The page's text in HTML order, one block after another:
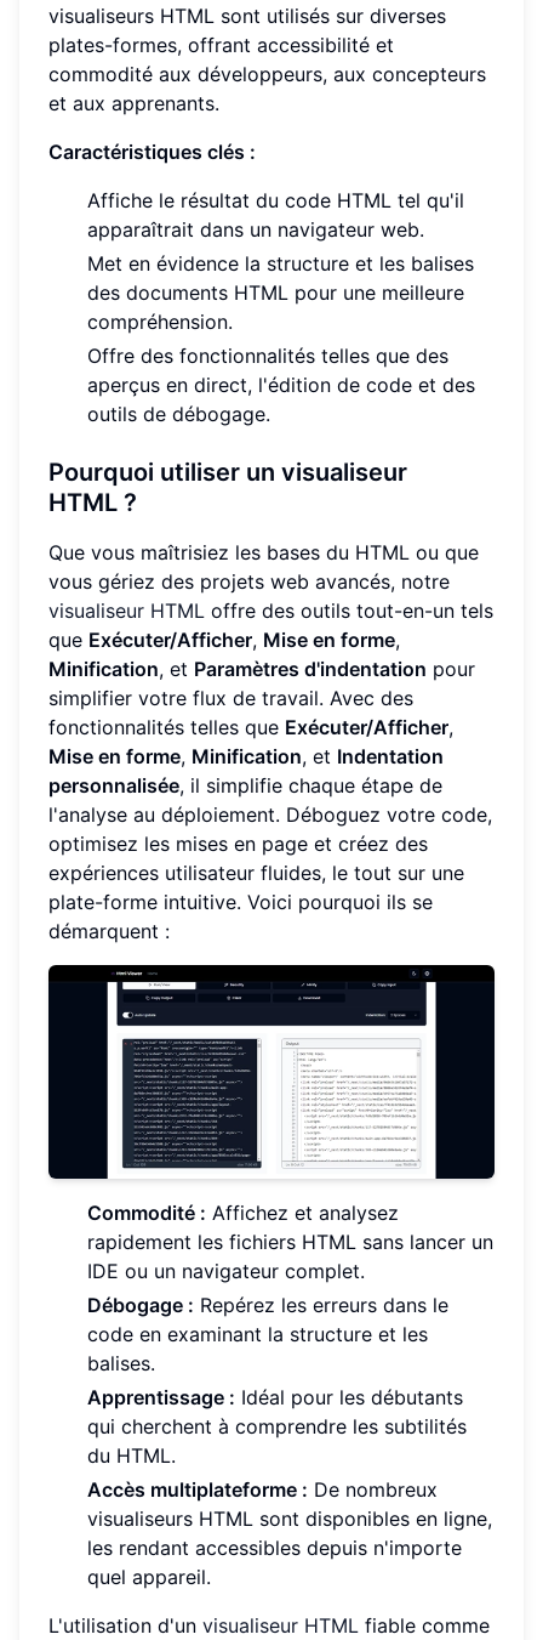
visualiseurs HTML sont utilisés sur diverses
plates-formes, offrant accessibilité et
commodité aux développeurs, aux concepteurs
et aux apprenants.
Caractéristiques clés :
Affiche le résultat du code HTML tel qu'il
apparaîtrait dans un navigateur web.
Met en évidence la structure et les balises
des documents HTML pour une meilleure
compréhension.
Offre des fonctionnalités telles que des
aperçus en direct, l'édition de code et des
outils de débogage.
Pourquoi utiliser un visualiseur
HTML ?
Que vous maîtrisiez les bases du HTML ou que
vous gériez des projets web avancés, notre
visualiseur HTML offre des outils tout-en-un tels
que Exécuter/Afficher, Mise en forme,
Minification, et Paramètres d'indentation pour
simplifier votre flux de travail. Avec des
fonctionnalités telles que Exécuter/Afficher,
Mise en forme, Minification, et Indentation
personnalisée, il simplifie chaque étape de
l'analyse au déploiement. Déboguez votre code,
optimisez les mises en page et créez des
expériences utilisateur fluides, le tout sur une
plate-forme intuitive. Voici pourquoi ils se
démarquent :
Commodité : Affichez et analysez
rapidement les fichiers HTML sans lancer un
IDE ou un navigateur complet.
Débogage : Repérez les erreurs dans le
code en examinant la structure et les
balises.
Apprentissage : Idéal pour les débutants
qui cherchent à comprendre les subtilités
du HTML.
Accès multiplateforme : De nombreux
visualiseurs HTML sont disponibles en ligne,
les rendant accessibles depuis n'importe
quel appareil.
L'utilisation d'un visualiseur HTML fiable comme